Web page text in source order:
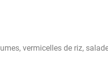
vermicelles de riz,